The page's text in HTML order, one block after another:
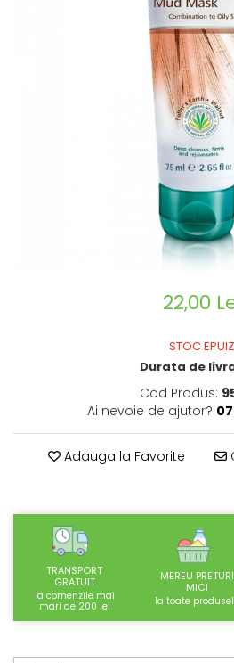
SUPLIMENTE CARDIO VASCULARE
HEPATOPROTECTOARE-BILA
SUPLIMENTE MEMORIE SI
SUPLIMENTE PROSTATĂ
SUPLIMENTE VITAMINE ȘI
SUPLIMENTE SOMN DEPRESIE
SUPLIMENTE COLESTEROL
SUPLIMENTE RĂCEALĂ- APARAT
SUPLIMENTE ANTIOXIDANȚI-
ANTITUMORAL
SUPLIMENTE URO-GENITAL
SUPLIMENTE DETOXIFIERE
COLON
SUPLIMENTE IMUNITATE
COSMETICE FAȚĂ
CREME CORP-MASAJ-MAINI -
CALCAIE
22,00
STOC
Durata de
Cod Produs:
Ai nevoie de ajutor?
Adauga la Favorite
TRANSPORT
GRATUIT
la comenzile mai
mari de 200 lei
MEREU PRETURI
MICI
la toate